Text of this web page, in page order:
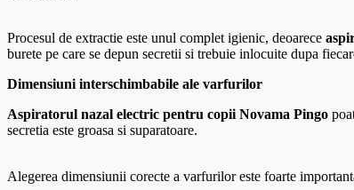
Procesul de extractie este unul complet igienic, deoarece
burete pe care se depun secretii si trebuie inlocuite dupa
Dimensiuni interschimbabile ale varfurilor
Aspiratorul nazal electric pentru copii Novama Pingo
secretia este groasa si suparatoare.
Alegerea dimensiunii corecte a varfurilor este foarte